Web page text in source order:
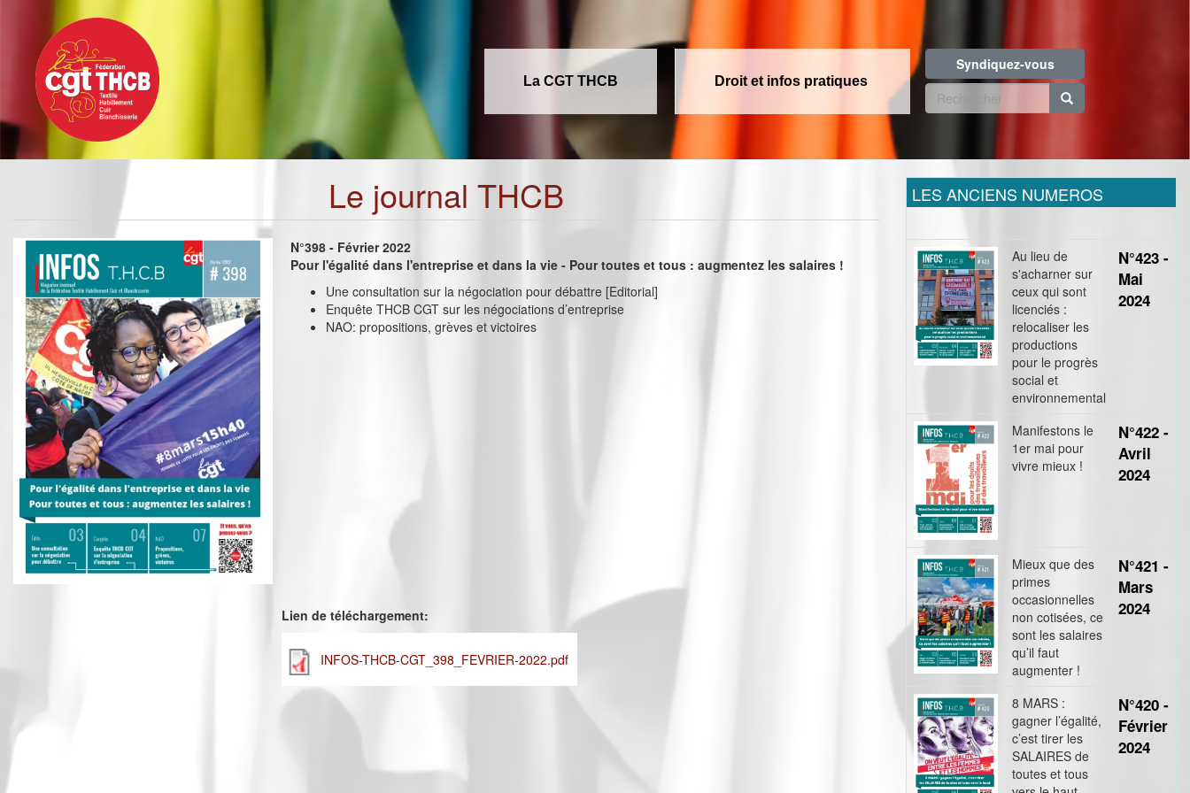
contenu
principal
La CGT THCB Droit et infos pratiques
Syndiquez-vous
Formulaire
recherche
Le journal THCB
N°398 - Février 2022
Pour l'égalité dans l'entreprise et dans la vie - Pour toutes et tous : augmentez les salaires !
Une consultation sur la négociation pour débattre [Editorial]
Enquête THCB CGT sur les négociations d’entreprise
NAO: propositions, grèves et victoires
Lien de téléchargement:
INFOS-THCB-CGT_398_FEVRIER-2022.pdf
LES ANCIENS NUMEROS
Au lieu de
s'acharner sur
ceux qui sont
licenciés :
relocaliser les
productions
pour le progrès
social et
environnemental
N°423 -
Mai
2024
Manifestons le
1er mai pour
vivre mieux !
N°422 -
Avril
2024
Mieux que des
primes
occasionnelles
non cotisées, ce
sont les salaires
qu’il faut
augmenter !
N°421 -
Mars
2024
8 MARS :
gagner l’égalité,
c’est tirer les
SALAIRES de
toutes et tous
N°420 -
Février
2024